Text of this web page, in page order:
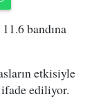
bandına
etkisiyle
ediliyor.